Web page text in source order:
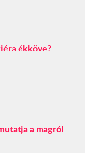
ékköve?
a magról